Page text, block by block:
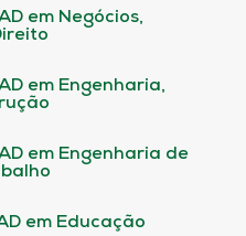
em Negócios,
em Engenharia,
em Engenharia de
em Educação